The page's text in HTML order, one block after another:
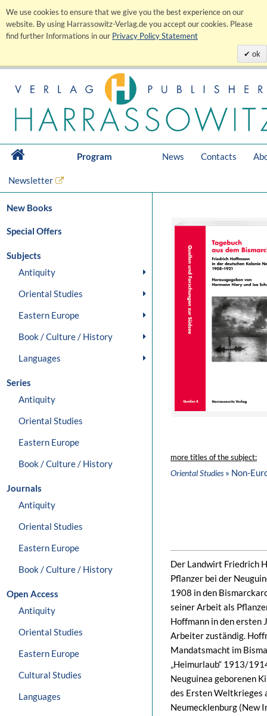
We use cookies to ensure that we give you the best experience on our
website. By using Harrassowitz-Verlag.de you accept our cookies. Please
find further Informations in our Privacy Policy Statement
ok
Program News Contacts
Newsletter
New Books
Special Offers
Subjects
Antiquity
Oriental Studies
Eastern Europe
Book / Culture / History
Languages
Series
Antiquity
Oriental Studies
Eastern Europe
Book / Culture / History
Journals
Antiquity
Oriental Studies
Eastern Europe
Book / Culture / History
Open Access
Antiquity
Oriental Studies
Eastern Europe
Cultural Studies
Languages
more titles of the subject:
Oriental Studies» Non-
Der Landwirt Friedrich
Pflanzer bei der
1908 in den
seiner Arbeit als
Hoffmann in den ersten
Arbeiter zuständig.
Mandatsmacht im
„Heimurlaub“ 1913/
Neuguinea geborenen
des Ersten Weltkrieges
Neumecklenburg (New